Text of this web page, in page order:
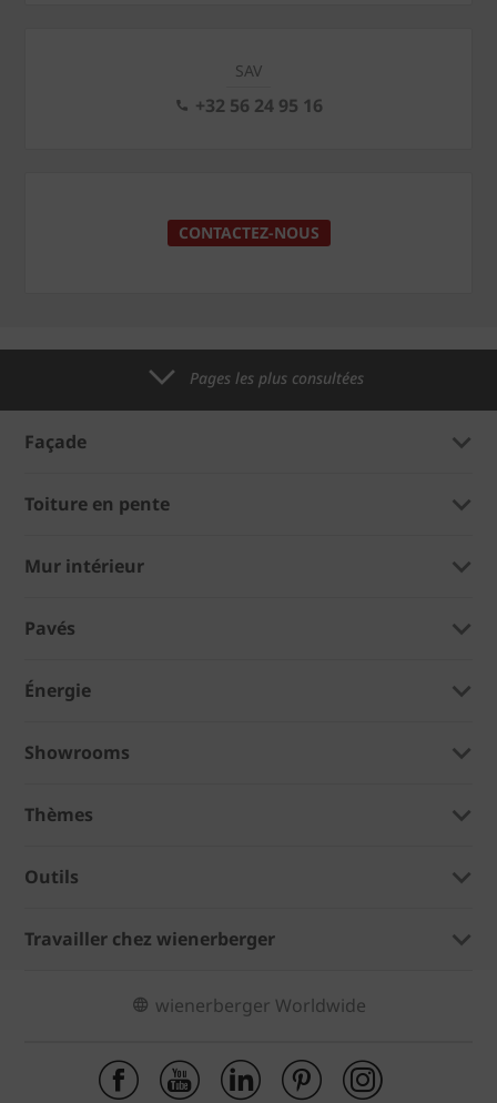
SAV
+32 56 24 95 16
CONTACTEZ-NOUS
Pages les plus consultées
Façade
Toiture en pente
Mur intérieur
Pavés
Énergie
Showrooms
Thèmes
Outils
Travailler chez wienerberger
wienerberger Worldwide